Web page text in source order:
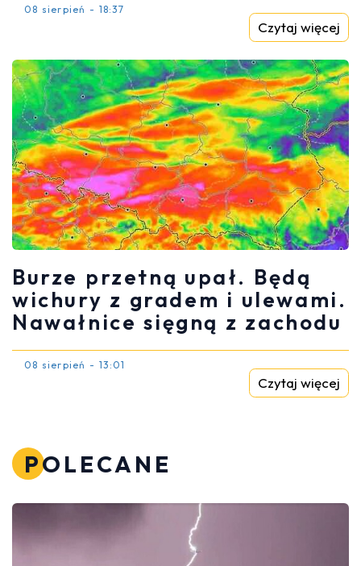
08 sierpień - 18:37
Czytaj więcej
Burze przetną upał. Będą
wichury z gradem i ulewami.
Nawałnice sięgną z zachodu
08 sierpień - 13:01
Czytaj więcej
POLECANE